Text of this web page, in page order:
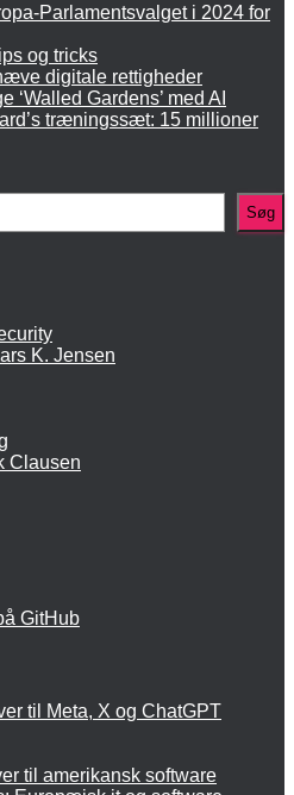
Parlamentsvalget i 2024 for
og tricks
digitale rettigheder
‘Walled Gardens’ med AI
træningssæt: 15 millioner
Søg
K. Jensen
Clausen
GitHub
til Meta, X og ChatGPT
til amerikansk software